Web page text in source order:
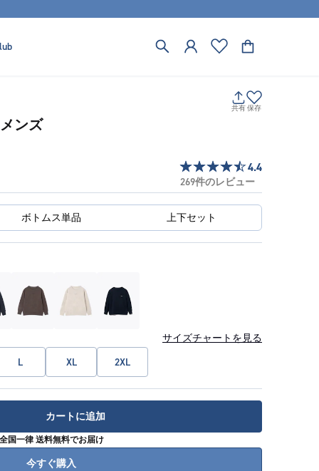
共有保存
ンズ
4.4
269件のレビュー
ボトムス単品 上下セット
サイズチャートを見る
L XL 2XL
カートに追加
国一律 送料無料でお届け
今すぐ購入